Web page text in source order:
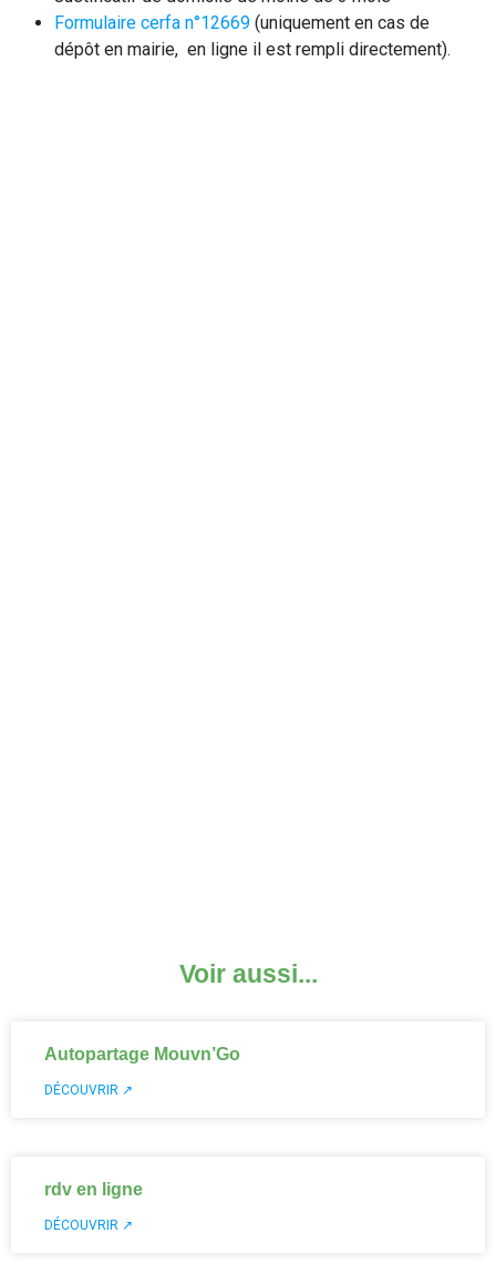
Formulaire cerfa n°12669 (uniquement en cas de
dépôt en mairie, en ligne il est rempli directement).
Voir aussi...
Autopartage Mouvn’Go
DÉCOUVRIR ↗
rdv en ligne
DÉCOUVRIR ↗